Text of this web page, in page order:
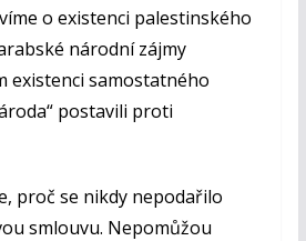
o existenci palestinského
národní zájmy
existenci samostatného
postavili proti
proč se nikdy nepodařilo
smlouvu. Nepomůžou